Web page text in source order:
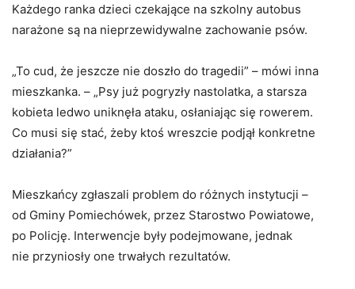
Każdego ranka dzieci czekające na szkolny autobus
narażone są na nieprzewidywalne zachowanie psów.
„To cud, że jeszcze nie doszło do tragedii” – mówi inna
mieszkanka. – „Psy już pogryzły nastolatka, a starsza
kobieta ledwo uniknęła ataku, osłaniając się rowerem.
Co musi się stać, żeby ktoś wreszcie podjął konkretne
działania?”
Mieszkańcy zgłaszali problem do różnych instytucji –
od Gminy Pomiechówek, przez Starostwo Powiatowe,
po Policję. Interwencje były podejmowane, jednak
nie przyniosły one trwałych rezultatów.